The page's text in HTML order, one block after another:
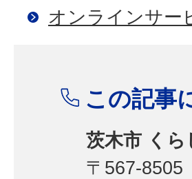
オンラインサー
この記事
茨木市 く
〒567-8505